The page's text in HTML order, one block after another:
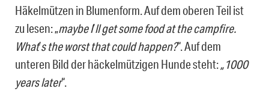
Häkelmützen in Blumenform. Auf dem oberen Teil ist
zu lesen: „maybe I’ll get some food at the campfire.
What’s the worst that could happen?“. Auf dem
unteren Bild der häckelmützigen Hunde steht:„1000
years later“.